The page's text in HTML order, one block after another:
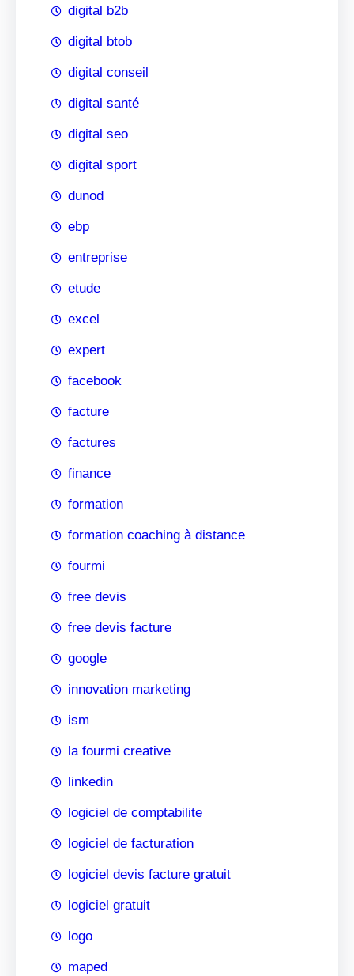
digital b2b
digital btob
digital conseil
digital santé
digital seo
digital sport
dunod
ebp
entreprise
etude
excel
expert
facebook
facture
factures
finance
formation
formation coaching à distance
fourmi
free devis
free devis facture
google
innovation marketing
ism
la fourmi creative
linkedin
logiciel de comptabilite
logiciel de facturation
logiciel devis facture gratuit
logiciel gratuit
logo
maped